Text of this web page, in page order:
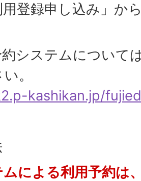
用登録申し込み」か
システムについて
。
kashikan.jp/
による利用予約は